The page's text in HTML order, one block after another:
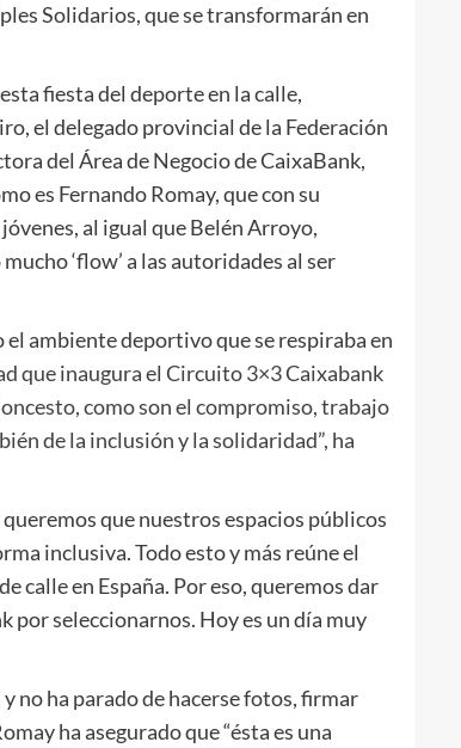
Solidarios, que se transformarán en
fiesta del deporte en la calle,
el delegado provincial de la Federación
del Área de Negocio de CaixaBank,
es Fernando Romay, que con su
al igual que Belén Arroyo,
‘flow’ a las autoridades al ser
ambiente deportivo que se respiraba en
que inaugura el Circuito 3×3 Caixabank
como son el compromiso, trabajo
de la inclusión y la solidaridad”, ha
que nuestros espacios públicos
inclusiva. Todo esto y más reúne el
calle en España. Por eso, queremos dar
por seleccionarnos. Hoy es un día muy
no ha parado de hacerse fotos, firmar
ha asegurado que “ésta es una